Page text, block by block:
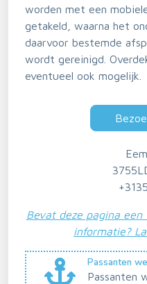
worden met een
getakeld, waarna het
daarvoor bestemde
wordt gereinigd.
eventueel ook mogelijk.
Bevat deze pagina
informatie?
Passanten
Passanten